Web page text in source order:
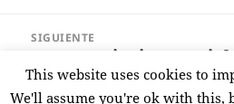
SIGUIENTE
siguiente:
Test ropa invierno
Jacket y Elite Men Pants.
This website uses cookies to
We'll assume you're ok with this,